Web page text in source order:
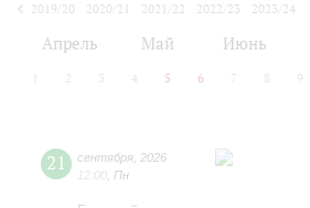
2019/20
2020/21 2021/22 2022/23
2023/24
Апрель Май Июнь
2 3 4 5 6 7 8 9
21 сентября 2026
12:00 Пн